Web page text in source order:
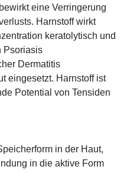
eine Verringerung
Harnstoff wirkt
keratolytisch und
Psoriasis
Dermatitis
eingesetzt. Harnstoff ist
Potential von Tensiden
in der Haut,
in die aktive Form